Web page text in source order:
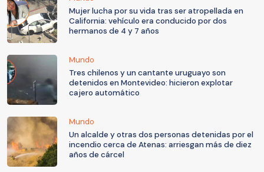
Mujer lucha por su vida tras ser atropellada en
California: vehículo era conducido por dos
hermanos de 4 y 7 años
Mundo
Tres chilenos y un cantante uruguayo son
detenidos en Montevideo: hicieron explotar
cajero automático
Mundo
Un alcalde y otras dos personas detenidas por el
incendio cerca de Atenas: arriesgan más de diez
años de cárcel